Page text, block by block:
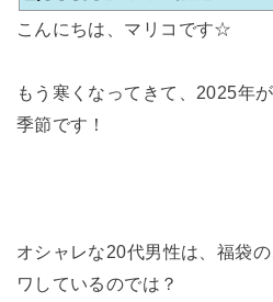
こんにちは、マリコです☆
もう寒くなってきて、2025年
季節です！
オシャレな20代男性は、福袋
ワしているのでは？